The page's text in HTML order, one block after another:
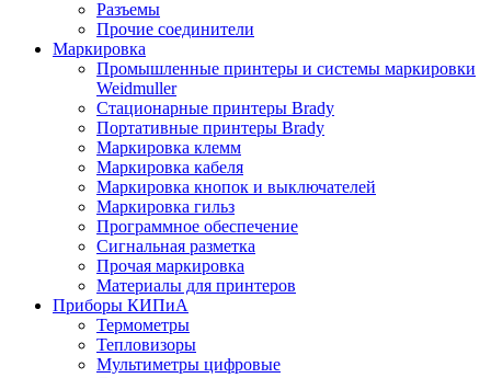
Разъемы
Прочие соединители
Маркировка
Промышленные принтеры и системы маркировки
Weidmuller
Стационарные принтеры Brady
Портативные принтеры Brady
Маркировка клемм
Маркировка кабеля
Маркировка кнопок и выключателей
Маркировка гильз
Программное обеспечение
Сигнальная разметка
Прочая маркировка
Материалы для принтеров
Приборы КИПиА
Термометры
Тепловизоры
Мультиметры цифровые